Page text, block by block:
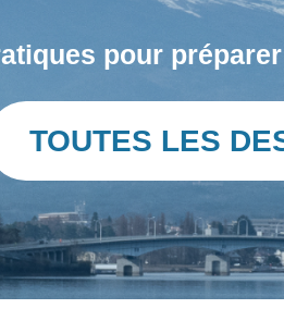
pour
TOUTES LES